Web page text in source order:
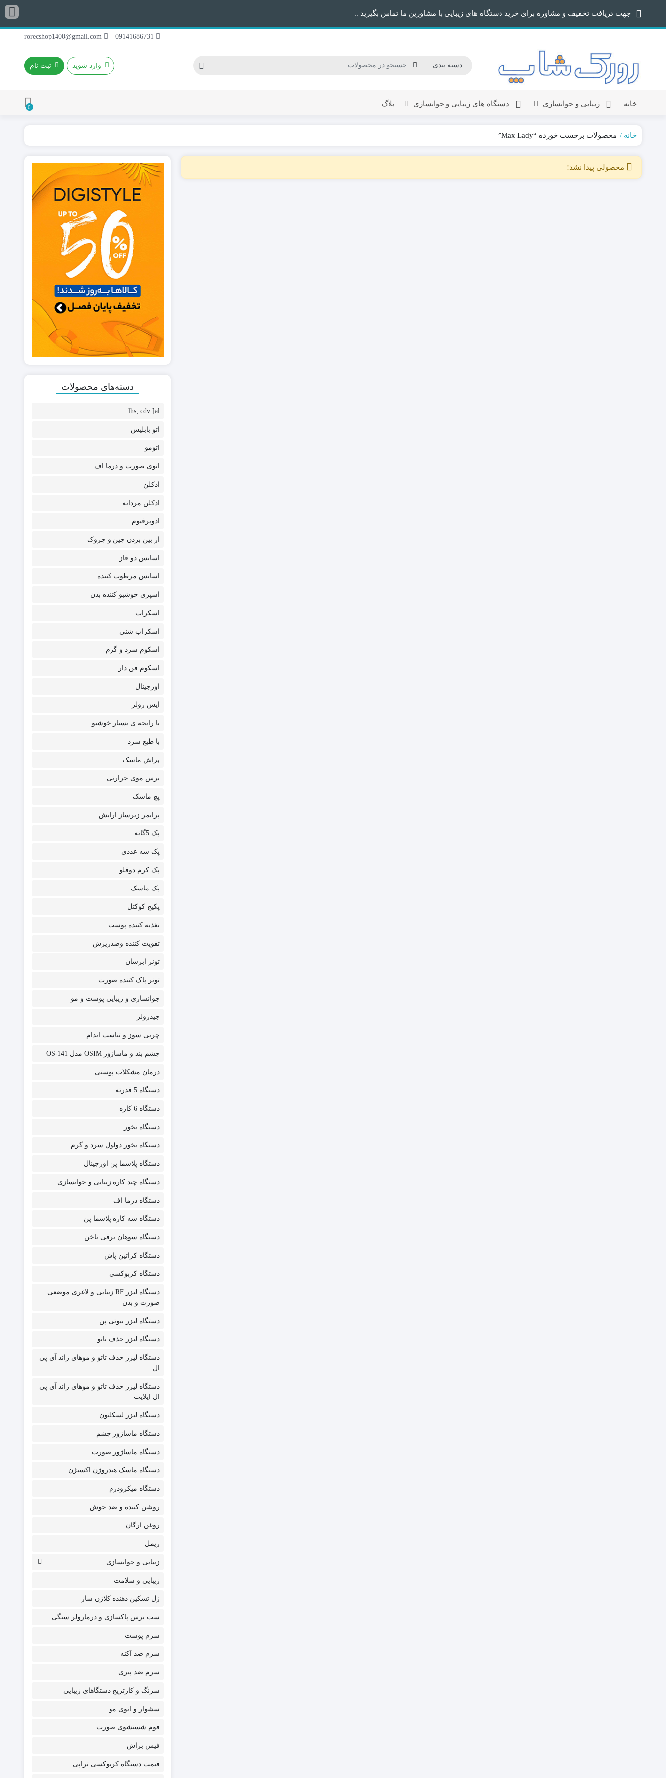
جهت دریافت تخفیف و مشاوره برای خرید دستگاه های زیبایی با مشاورین ما تماس بگیرید ..
rorecshop1400@gmail.com
وارد شوید ثبت نام
خانه زیبایی و جوانسازی دستگاه های زیبایی و جوانسازی بلاگ 0
خانه محصولات برچسب خورده “Max Lady”
محصولی پیدا نشد!
دسته‌های محصولات
lhs; cdv ]al
اتو بابلیس
اتومو
اتوی صورت و درما اف
ادکلن
ادکلن مردانه
ادوپرفیوم
از بین بردن چین و چروک
اسانس دو فاز
اسانس مرطوب کننده
اسپری خوشبو کننده بدن
اسکراب
اسکراب شنی
اسکوم سرد و گرم
اسکوم فن دار
اورجینال
ایس رولر
با رایحه ی بسیار خوشبو
با طبع سرد
براش ماسک
برس موی حرارتی
پچ ماسک
پرایمر زیرساز ارایش
پک 5گانه
پک سه عددی
پک کرم دوقلو
پک ماسک
پکیج کوکتل
تغذیه کننده پوست
تقویت کننده وضدریزش
تونر ابرسان
تونر پاک کننده صورت
جوانسازی و زیبایی پوست و مو
جیدرولر
چربی سوز و تناسب اندام
چشم بند و ماساژور OSIM مدل OS-141
درمان مشکلات پوستی
دستگاه 5 قدرته
دستگاه 6 کاره
دستگاه بخور
دستگاه بخور دولول سرد و گرم
دستگاه پلاسما پن اورجینال
دستگاه چند کاره زیبایی و جوانسازی
دستگاه درما اف
دستگاه سه کاره پلاسما پن
دستگاه سوهان برقی ناخن
دستگاه کراتین پاش
دستگاه کربوکسی
دستگاه لیزر RF زیبایی و لاغری موضعی
صورت و بدن
دستگاه لیزر بیوتی پن
دستگاه لیزر حذف تاتو
دستگاه لیزر حذف تاتو و موهای زائد آی پی
ال
دستگاه لیزر حذف تاتو و موهای زائد آی پی
ال ایلایت
دستگاه لیزر لسکلتون
دستگاه ماساژور چشم
دستگاه ماساژور صورت
دستگاه ماسک هیدروژن اکسیژن
دستگاه میکرودرم
روشن کننده و ضد جوش
روغن ارگان
ریمل
زیبایی و جوانسازی
زیبایی و سلامت
ژل تسکین دهنده کلاژن ساز
ست برس پاکسازی و درمارولر سنگی
سرم پوست
سرم ضد آکنه
سرم ضد پیری
سرنگ و کارتریج دستگاهای زیبایی
سشوار و اتوی مو
فوم شستشوی صورت
فیس براش
قیمت دستگاه کربوکسی تراپی